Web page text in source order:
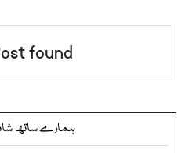
found
ہمارے ساتھ